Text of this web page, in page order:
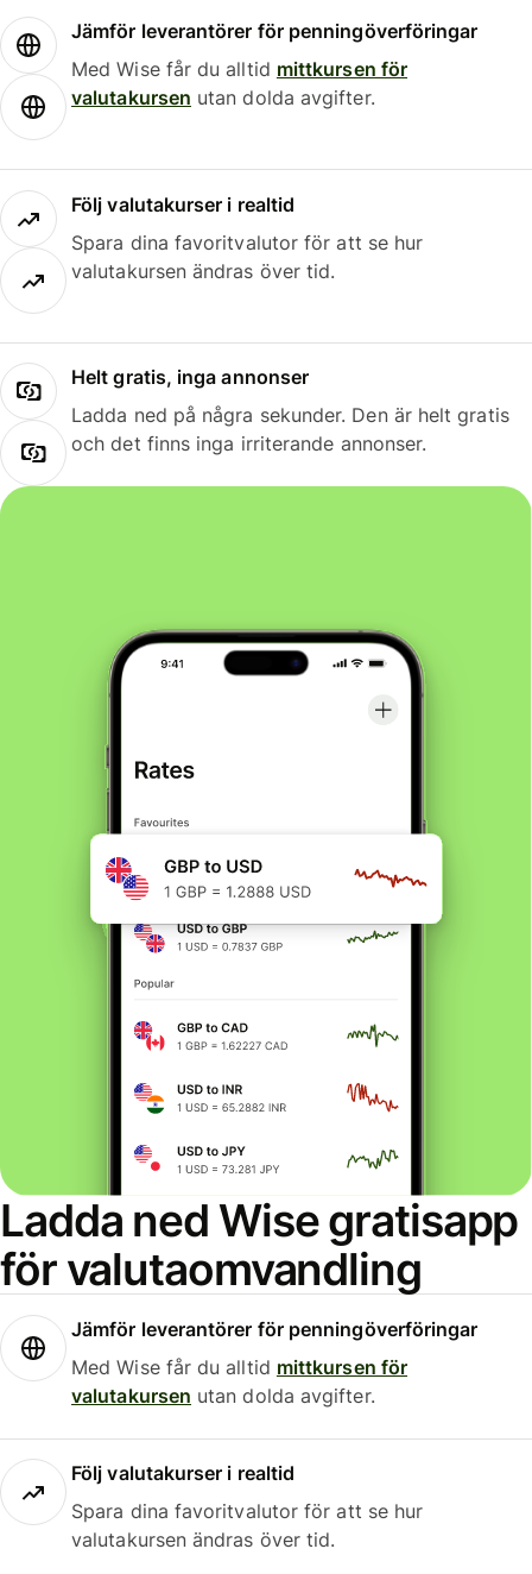
Jämför leverantörer för penningöverföringar
Med Wise får du alltid mittkursen för
valutakursen utan dolda avgifter.
Följ valutakurser i realtid
Spara dina favoritvalutor för att se hur
valutakursen ändras över tid.
Helt gratis, inga annonser
Ladda ned på några sekunder. Den är helt gratis
och det finns inga irriterande annonser.
Ladda ned Wise gratisapp
för valutaomvandling
Jämför leverantörer för penningöverföringar
Med Wise får du alltid mittkursen för
valutakursen utan dolda avgifter.
Följ valutakurser i realtid
Spara dina favoritvalutor för att se hur
valutakursen ändras över tid.